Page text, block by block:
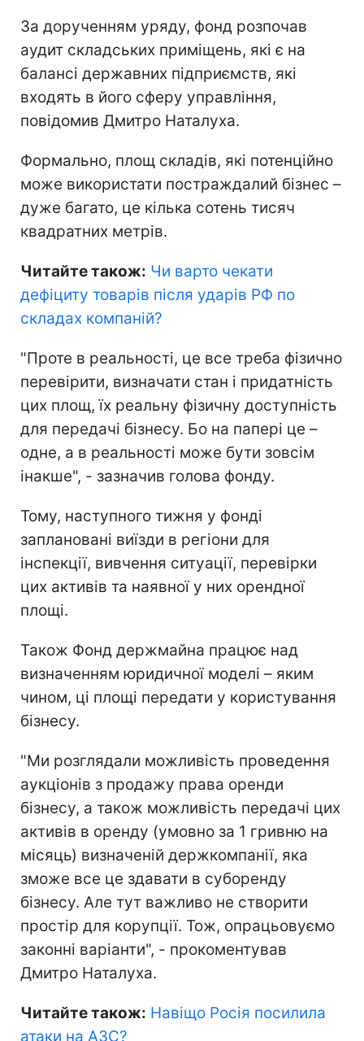
За дорученням уряду, фонд розпочав
аудит складських приміщень, які є на
балансі державних підприємств, які
входять в його сферу управління,
повідомив Дмитро Наталуха.
Формально, площ складів, які потенційно
може використати постраждалий бізнес –
дуже багато, це кілька сотень тисяч
квадратних метрів.
Читайте також: Чи варто чекати
дефіциту товарів після ударів РФ по
складах компаній?
"Проте в реальності, це все треба фізично
перевірити, визначати стан і придатність
цих площ, їх реальну фізичну доступність
для передачі бізнесу. Бо на папері це –
одне, а в реальності може бути зовсім
інакше", - зазначив голова фонду.
Тому, наступного тижня у фонді
заплановані виїзди в регіони для
інспекції, вивчення ситуації, перевірки
цих активів та наявної у них орендної
площі.
Також Фонд держмайна працює над
визначенням юридичної моделі – яким
чином, ці площі передати у користування
бізнесу.
"Ми розглядали можливість проведення
аукціонів з продажу права оренди
бізнесу, а також можливість передачі цих
активів в оренду (умовно за 1 гривню на
місяць) визначеній держкомпанії, яка
зможе все це здавати в суборенду
бізнесу. Але тут важливо не створити
простір для корупції. Тож, опрацьовуємо
законні варіанти", - прокоментував
Дмитро Наталуха.
Читайте також: Навіщо Росія посилила
атаки на АЗС?